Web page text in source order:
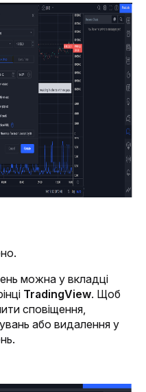
TradingView. Щоб
сповіщення,
або видалення у